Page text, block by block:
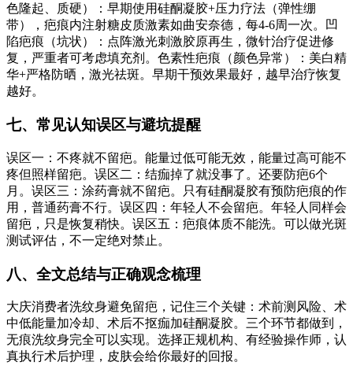
色隆起、质硬）：早期使用硅酮凝胶+压力疗法（弹性绷
带），疤痕内注射糖皮质激素如曲安奈德，每4-6周一次。凹
陷疤痕（坑状）：点阵激光刺激胶原再生，微针治疗促进修
复，严重者可考虑填充剂。色素性疤痕（颜色异常）：美白精
华+严格防晒，激光祛斑。早期干预效果最好，越早治疗恢复
越好。
七、常见认知误区与避坑提醒
误区一：不疼就不留疤。能量过低可能无效，能量过高可能不
疼但照样留疤。误区二：结痂掉了就没事了。还要防疤6个
月。误区三：涂药膏就不留疤。只有硅酮凝胶有预防疤痕的作
用，普通药膏不行。误区四：年轻人不会留疤。年轻人同样会
留疤，只是恢复稍快。误区五：疤痕体质不能洗。可以做光斑
测试评估，不一定绝对禁止。
八、全文总结与正确观念梳理
大庆消费者洗纹身避免留疤，记住三个关键：术前测风险、术
中低能量加冷却、术后不抠痂加硅酮凝胶。三个环节都做到，
无痕洗纹身完全可以实现。选择正规机构、有经验操作师，认
真执行术后护理，皮肤会给你最好的回报。